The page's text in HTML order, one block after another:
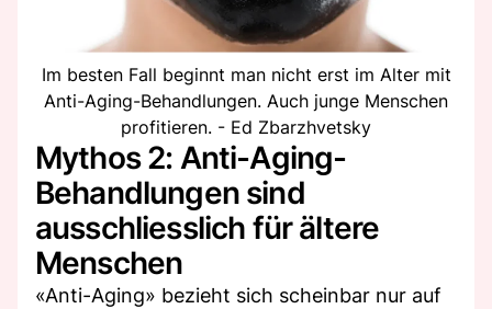
Im besten Fall beginnt man nicht erst im Alter mit
Anti-Aging-Behandlungen. Auch junge Menschen
profitieren. - Ed Zbarzhvetsky
Mythos 2: Anti-Aging-
Behandlungen sind
ausschliesslich für ältere
Menschen
«Anti-Aging» bezieht sich scheinbar nur auf